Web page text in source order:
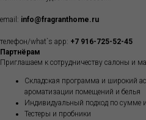
email: info@fragranthome.ru
телефон/what`s app: +7 916-725-52-45
Партнёрам
Приглашаем к сотрудничеству салоны и
Складская программа и широкий
ароматизации помещений и белья
Индивидуальный подход по сумме
Тестеры и пробники